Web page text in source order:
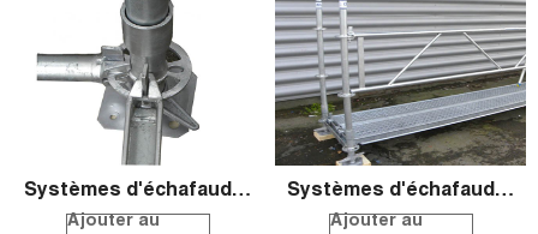
Systèmes d'échafaudage ronds QS
Ajouter au
Systèmes d'échafaudage ronds QS
Ajouter au